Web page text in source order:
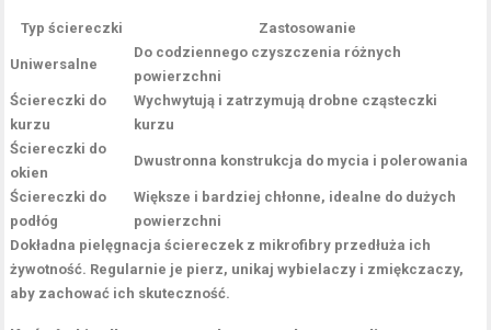
Typ ściereczki Zastosowanie
Uniwersalne
Do codziennego czyszczenia różnych
powierzchni
Ściereczki do
kurzu
Wychwytują i zatrzymują drobne cząsteczki
kurzu
Ściereczki do
okien
Dwustronna konstrukcja do mycia i polerowania
Ściereczki do
podłóg
Większe i bardziej chłonne, idealne do dużych
powierzchni
Dokładna pielęgnacja ściereczek z mikrofibry przedłuża ich
żywotność. Regularnie je pierz, unikaj wybielaczy i zmiękczaczy,
aby zachować ich skuteczność.